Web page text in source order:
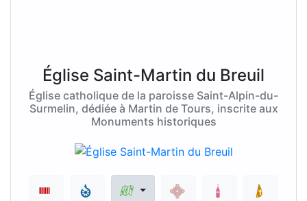
Église Saint-Martin du Breuil
Église catholique de la paroisse Saint-Alpin-du-
Surmelin, dédiée à Martin de Tours, inscrite aux
Monuments historiques